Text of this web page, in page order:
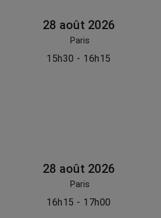
28 août 2026
Paris
15h30 - 16h15
28 août 2026
Paris
16h15 - 17h00